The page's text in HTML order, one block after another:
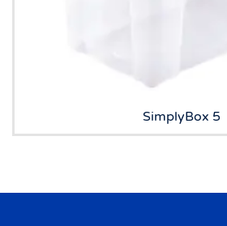
SimplyBox 5